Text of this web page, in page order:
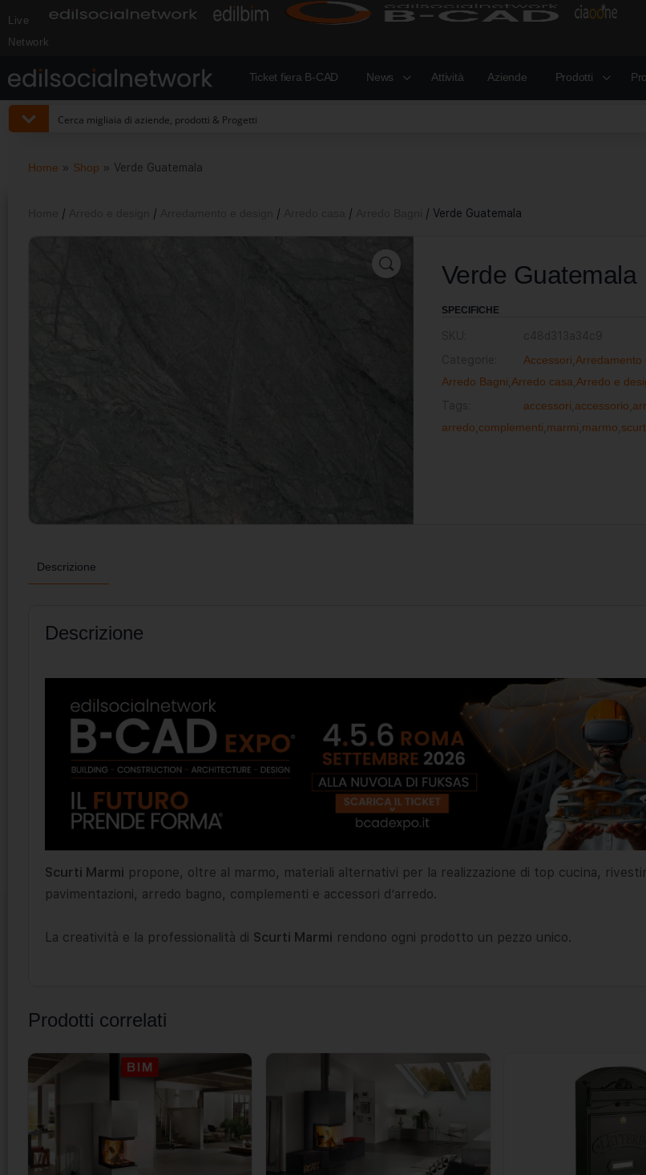
Live
Network
Ticket fiera B-CAD News Attività Aziende Prodotti
Home » Shop » Verde Guatemala
/ / / / / Verde Guatemala
Verde Guatemala
SPECIFICHE
Accessori Arredamento
Arredo Bagni Arredo casa Arredo e
accessori accessorio
arredo complementi marmi marmo
Descrizione
Descrizione
Scurti Marmi propone, oltre al marmo, materiali alternativi per la realizzazione di top cucina,
pavimentazioni, arredo bagno, complementi e accessori d’arredo.
La creatività e la professionalità di Scurti Marmi rendono ogni prodotto un pezzo unico.
Prodotti correlati